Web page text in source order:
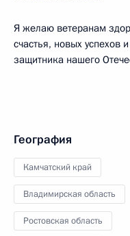
Я желаю ветеранам
счастья, новых
защитника нашего
География
Камчатский край
Владимирская область
Ростовская область